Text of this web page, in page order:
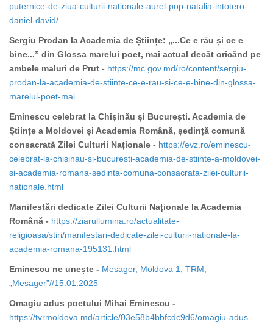
puternice-de-ziua-culturii-nationale-aurel-pop-natalia-intotero-
daniel-david/
Sergiu Prodan la Academia de Științe: „...Ce e rău și ce e
bine...” din Glossa marelui poet, mai actual decât oricând pe
ambele maluri de Prut - https://mc.gov.md/ro/content/sergiu-
prodan-la-academia-de-stiinte-ce-e-rau-si-ce-e-bine-din-glossa-
marelui-poet-mai
Eminescu celebrat la Chișinău și București. Academia de
Științe a Moldovei și Academia Română, ședință comună
consacrată Zilei Culturii Naționale - https://evz.ro/eminescu-
celebrat-la-chisinau-si-bucuresti-academia-de-stiinte-a-moldovei-
si-academia-romana-sedinta-comuna-consacrata-zilei-culturii-
nationale.html
Manifestări dedicate Zilei Culturii Naționale la Academia
Română - https://ziarullumina.ro/actualitate-
religioasa/stiri/manifestari-dedicate-zilei-culturii-nationale-la-
academia-romana-195131.html
Eminescu ne unește - Mesager, Moldova 1, TRM,
„Mesager”//15.01.2025
Omagiu adus poetului Mihai Eminescu -
https://tvrmoldova.md/article/03e58b4bbfcdc9d6/omagiu-adus-